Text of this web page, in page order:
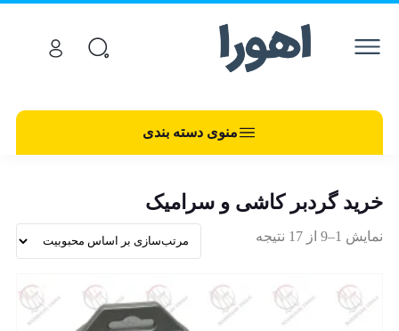
منوی دسته بندی
خرید گردبر کاشی و سرامیک
نمایش 1–9 از 17 نتیجه